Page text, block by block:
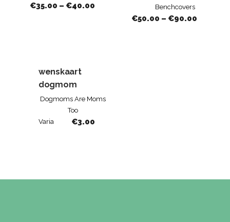
€35.00 – €40.00
Benchcovers
€50.00 – €90.00
wenskaart
dogmom
Dogmoms Are Moms
Too
Varia
€3.00